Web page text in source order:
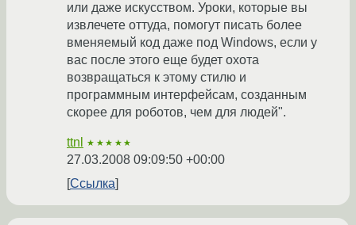
или даже искусством. Уроки, которые вы
извлечете оттуда, помогут писать более
вменяемый код даже под Windows, если у
вас после этого еще будет охота
возвращаться к этому стилю и
программным интерфейсам, созданным
скорее для роботов, чем для людей".
ttnl ★★★★★
27.03.2008 09:09:50 +00:00
Ссылка